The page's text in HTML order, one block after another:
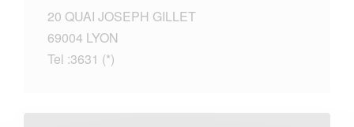
20 QUAI JOSEPH GILLET
69004 LYON
Tel :3631 (*)